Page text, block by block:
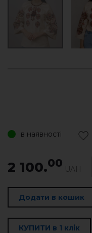
в наявності
2 100.00 UAH
Додати в кошик
КУПИТИ в 1 клік